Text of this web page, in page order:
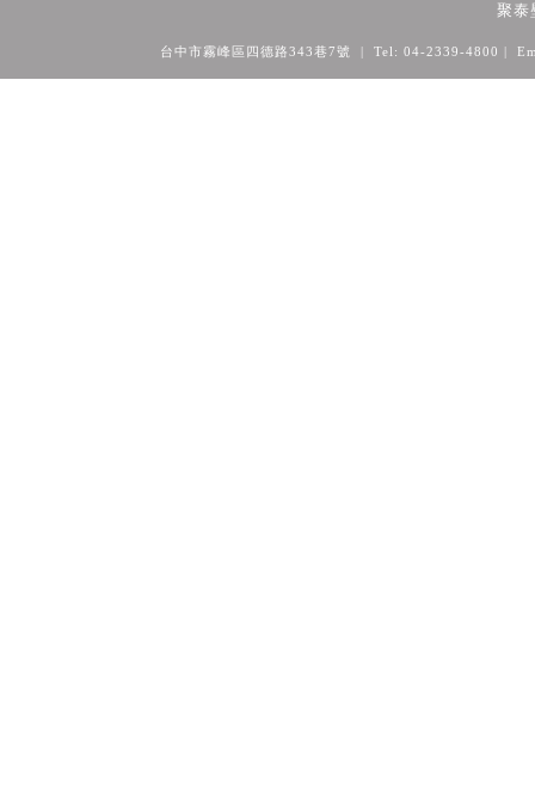
聚泰
台中市霧峰區四德路343巷7號 | Tel: 04-2339-4800 |